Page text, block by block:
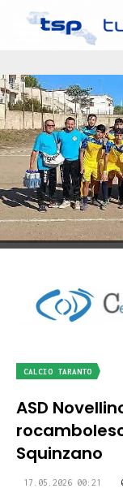
CALCIO TARANTO
ASD
Squinzano
17.05.2026 00:21